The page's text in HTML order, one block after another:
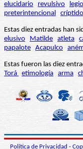
elucidario
revulsivo
preterintencional críptido
Estas diez entradas han
elusivo
Matilde atleta
papalote Acapulco
Estas fueron las diez
Torá etimología arma
Política de Privacidad -